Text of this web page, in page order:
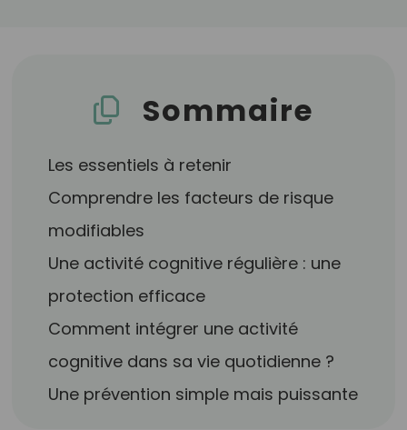
Sommaire
Les essentiels à retenir
Comprendre les facteurs de risque
modifiables
Une activité cognitive régulière : une
protection efficace
Comment intégrer une activité
cognitive dans sa vie quotidienne ?
Une prévention simple mais puissante